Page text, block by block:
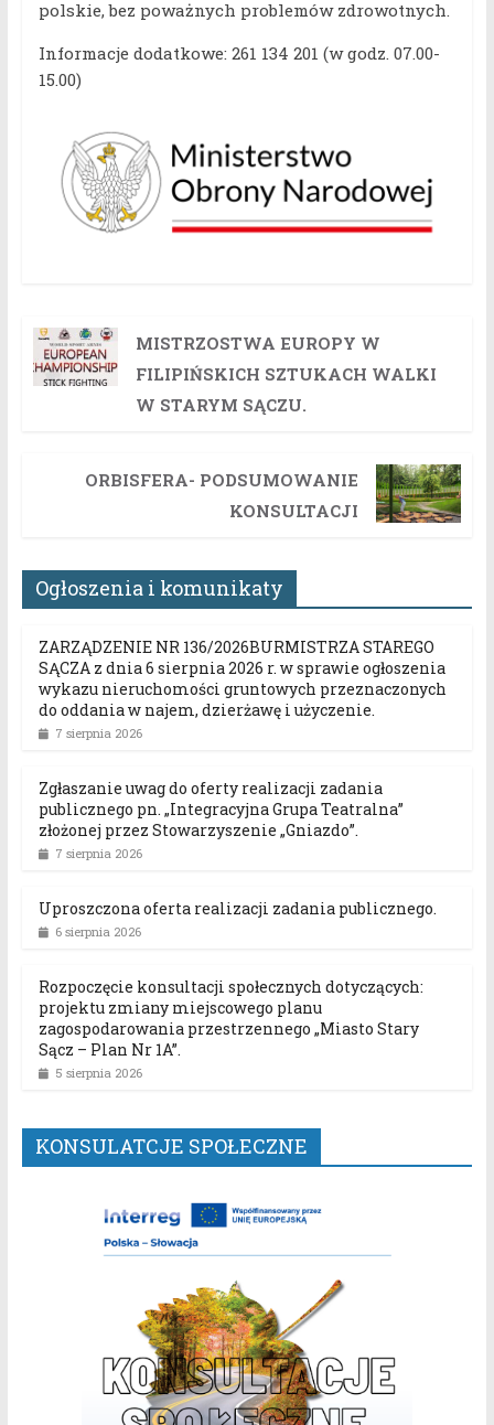
polskie, bez poważnych problemów zdrowotnych.
Informacje dodatkowe: 261 134 201 (w godz. 07.00-
15.00)
MISTRZOSTWA EUROPY W
FILIPIŃSKICH SZTUKACH WALKI
W STARYM SĄCZU.
ORBISFERA- PODSUMOWANIE
KONSULTACJI
Ogłoszenia i komunikaty
ZARZĄDZENIE NR 136/2026BURMISTRZA STAREGO
SĄCZA z dnia 6 sierpnia 2026 r. w sprawie ogłoszenia
wykazu nieruchomości gruntowych przeznaczonych
do oddania w najem, dzierżawę i użyczenie.
7 sierpnia 2026
Zgłaszanie uwag do oferty realizacji zadania
publicznego pn. „Integracyjna Grupa Teatralna”
złożonej przez Stowarzyszenie „Gniazdo”.
7 sierpnia 2026
Uproszczona oferta realizacji zadania publicznego.
6 sierpnia 2026
Rozpoczęcie konsultacji społecznych dotyczących:
projektu zmiany miejscowego planu
zagospodarowania przestrzennego „Miasto Stary
Sącz – Plan Nr 1A”.
5 sierpnia 2026
KONSULATCJE SPOŁECZNE